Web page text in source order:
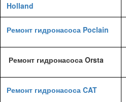
Holland
Ремонт гидронасоса Poclain
Ремонт гидронасоса Orsta
Ремонт гидронасоса CAT